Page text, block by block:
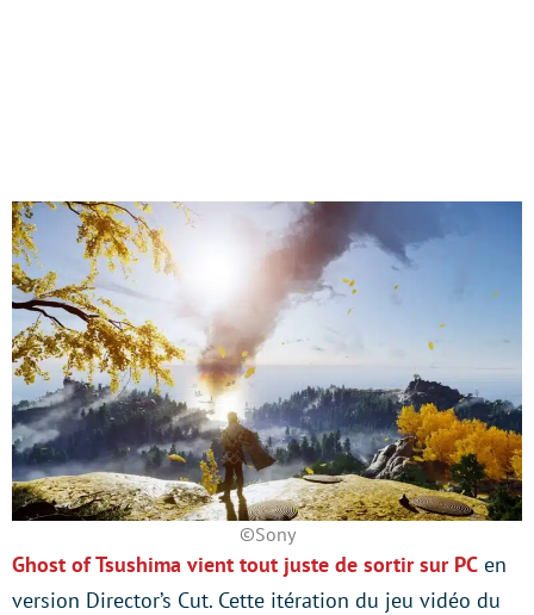
©Sony
Ghost of Tsushima vient tout juste de sortir sur PC en
version Director’s Cut. Cette itération du jeu vidéo du